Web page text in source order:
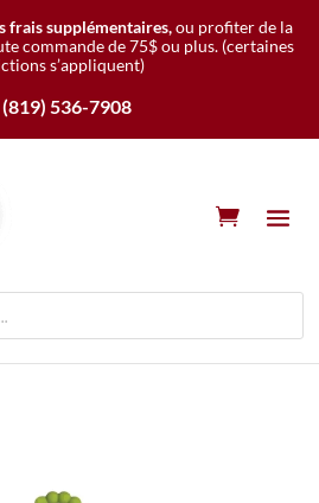
frais supplémentaires,ou profiter de la
commande de 75$ ou plus. (certaines
s’appliquent)
(819) 536-7908